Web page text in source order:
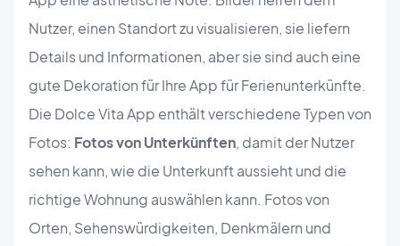
Nutzer, einen Standort zu visualisieren, sie liefern
Details und Informationen, aber sie sind auch eine
gute Dekoration für Ihre App für Ferienunterkünfte.
Die Dolce Vita App enthält verschiedene Typen von
Fotos: Fotos von Unterkünften, damit der Nutzer
sehen kann, wie die Unterkunft aussieht und die
richtige Wohnung auswählen kann. Fotos von
Orten, Sehenswürdigkeiten, Denkmälern und